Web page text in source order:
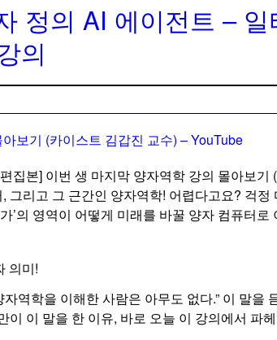
정의 AI 에이전트 –
의
보기 (카이스트 김갑진 교수) – YouTube
집본] 이번 생 마지막 양자역학 강의 몰아보기
그리고 그 근간인 양자역학! 어렵다고요? 걱
’의 영역이 어떻게 미래를 바꿀 양자 컴퓨터
의미!
역학을 이해한 사람은 아무도 없다.” 이 말을
이 이 말을 한 이유, 바로 오늘 이 강의에서 파